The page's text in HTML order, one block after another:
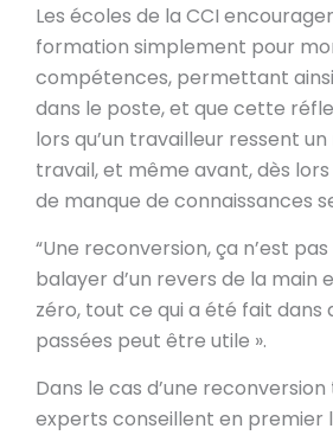
Les écoles de la CCI
formation simplement pour
compétences, permettant
dans le poste, et que cette
lors qu’un travailleur ressent
travail, et même avant, dès lors
de manque de connaissances
“Une reconversion, ça n’est
balayer d’un revers de la main
zéro, tout ce qui a été fait dans
passées peut être utile ».
Dans le cas d’une
experts conseillent en premier